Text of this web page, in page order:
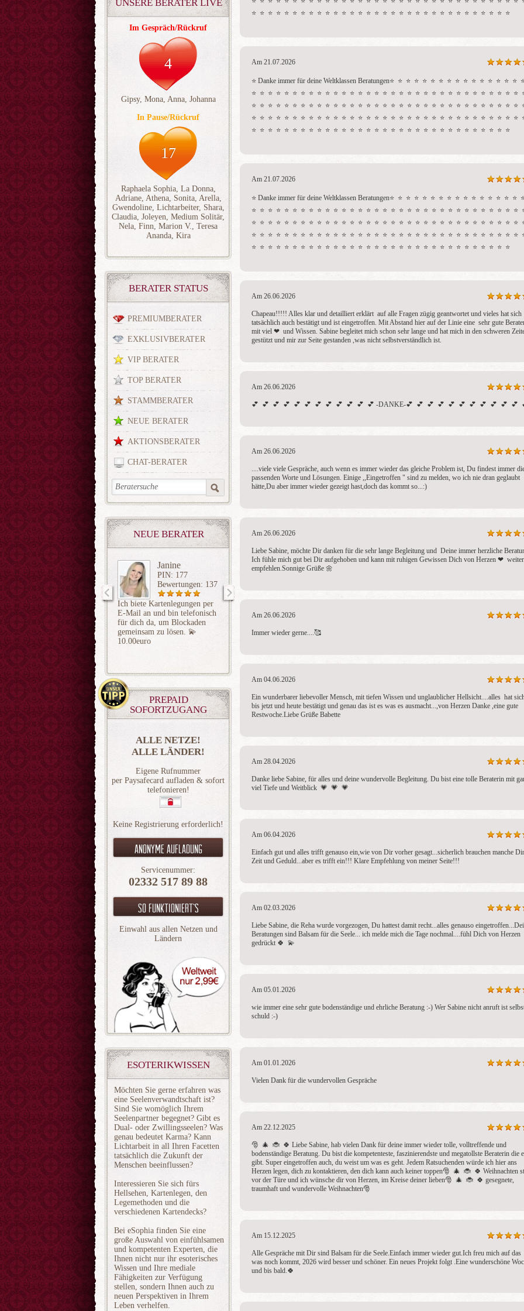
UNSERE BERATER LIVE
Im Gespräch/Rückruf
4
Gipsy, Mona, Anna, Johanna
In Pause/Rückruf
17
Raphaela Sophia, La Donna,
Adriane, Athena, Sonita, Arella,
Gwendoline, Lichtarbeiter, Shara,
Claudia, Joleyen, Medium Solitär,
Nela, Finn, Marion V., Teresa
Ananda, Kira
BERATER STATUS
PREMIUMBERATER
EXKLUSIVBERATER
VIP BERATER
TOP BERATER
STAMMBERATER
NEUE BERATER
AKTIONSBERATER
CHAT-BERATER
NEUE BERATER
Janine
PIN: 177
Bewertungen: 137
Ich biete Kartenlegungen per
E-Mail an und bin telefonisch
für dich da, um Blockaden
gemeinsam zu lösen. 💫
10.00euro
Medium Andrea
PIN: 359
Ganzheitliche mediale
Lebensberatung - liebevoll
Kesa
PREPAID
SOFORTZUGANG
ALLE NETZE!
ALLE LÄNDER!
Eigene Rufnummer
per Paysafecard aufladen & sofort
telefonieren!
Keine Registrierung erforderlich!
Anonyme aufladung
Servicenummer:
02332 517 89 88
So funktioniert`s
Einwahl aus allen Netzen und
Ländern
ESOTERIKWISSEN
Möchten Sie gerne erfahren was
eine Seelenverwandtschaft ist?
Sind Sie womöglich Ihrem
Seelenpartner begegnet? Gibt es
Dual- oder Zwillingsseelen? Was
genau bedeutet Karma? Kann
Lichtarbeit in all Ihren Facetten
tatsächlich die Zukunft der
Menschen beeinflussen?
Interessieren Sie sich fürs
Hellsehen, Kartenlegen, den
Legemethoden und die
verschiedenen Kartendecks?
Bei eSophia finden Sie eine
große Auswahl von einfühlsamen
und kompetenten Experten, die
Ihnen nicht nur ihr esoterisches
Wissen und Ihre mediale
Fähigkeiten zur Verfügung
stellen, sondern Ihnen auch zu
neuen Perspektiven in Ihrem
Leben verhelfen.
⭐  ⭐  ⭐  ⭐  ⭐  ⭐  ⭐  ⭐  ⭐  ⭐  ⭐  ⭐  ⭐  ⭐  ⭐  ⭐  ⭐  ⭐  ⭐  ⭐  ⭐  ⭐  ⭐  ⭐  ⭐  ⭐  ⭐  ⭐  ⭐  ⭐  ⭐  ⭐
Am 21.07.2026
⭐ Danke immer für deine Weltklassen Beratungen⭐  ⭐  ⭐  ⭐  ⭐  ⭐  ⭐  ⭐  ⭐  ⭐  ⭐  ⭐  ⭐  ⭐  ⭐  ⭐
⭐  ⭐  ⭐  ⭐  ⭐  ⭐  ⭐  ⭐  ⭐  ⭐  ⭐  ⭐  ⭐  ⭐  ⭐  ⭐  ⭐  ⭐  ⭐  ⭐  ⭐  ⭐  ⭐  ⭐  ⭐  ⭐  ⭐  ⭐  ⭐  ⭐  ⭐  ⭐  ⭐
⭐  ⭐  ⭐  ⭐  ⭐  ⭐  ⭐  ⭐  ⭐  ⭐  ⭐  ⭐  ⭐  ⭐  ⭐  ⭐  ⭐  ⭐  ⭐  ⭐  ⭐  ⭐  ⭐  ⭐  ⭐  ⭐  ⭐  ⭐  ⭐  ⭐  ⭐  ⭐  ⭐
⭐  ⭐  ⭐  ⭐  ⭐  ⭐  ⭐  ⭐  ⭐  ⭐  ⭐  ⭐  ⭐  ⭐  ⭐  ⭐  ⭐  ⭐  ⭐  ⭐  ⭐  ⭐  ⭐  ⭐  ⭐  ⭐  ⭐  ⭐  ⭐  ⭐  ⭐  ⭐  ⭐
⭐  ⭐  ⭐  ⭐  ⭐  ⭐  ⭐  ⭐  ⭐  ⭐  ⭐  ⭐  ⭐  ⭐  ⭐  ⭐  ⭐  ⭐  ⭐  ⭐  ⭐  ⭐  ⭐  ⭐  ⭐  ⭐  ⭐  ⭐  ⭐  ⭐  ⭐  ⭐
Am 21.07.2026
⭐ Danke immer für deine Weltklassen Beratungen⭐  ⭐  ⭐  ⭐  ⭐  ⭐  ⭐  ⭐  ⭐  ⭐  ⭐  ⭐  ⭐  ⭐  ⭐  ⭐
⭐  ⭐  ⭐  ⭐  ⭐  ⭐  ⭐  ⭐  ⭐  ⭐  ⭐  ⭐  ⭐  ⭐  ⭐  ⭐  ⭐  ⭐  ⭐  ⭐  ⭐  ⭐  ⭐  ⭐  ⭐  ⭐  ⭐  ⭐  ⭐  ⭐  ⭐  ⭐  ⭐
⭐  ⭐  ⭐  ⭐  ⭐  ⭐  ⭐  ⭐  ⭐  ⭐  ⭐  ⭐  ⭐  ⭐  ⭐  ⭐  ⭐  ⭐  ⭐  ⭐  ⭐  ⭐  ⭐  ⭐  ⭐  ⭐  ⭐  ⭐  ⭐  ⭐  ⭐  ⭐  ⭐
⭐  ⭐  ⭐  ⭐  ⭐  ⭐  ⭐  ⭐  ⭐  ⭐  ⭐  ⭐  ⭐  ⭐  ⭐  ⭐  ⭐  ⭐  ⭐  ⭐  ⭐  ⭐  ⭐  ⭐  ⭐  ⭐  ⭐  ⭐  ⭐  ⭐  ⭐  ⭐  ⭐
⭐  ⭐  ⭐  ⭐  ⭐  ⭐  ⭐  ⭐  ⭐  ⭐  ⭐  ⭐  ⭐  ⭐  ⭐  ⭐  ⭐  ⭐  ⭐  ⭐  ⭐  ⭐  ⭐  ⭐  ⭐  ⭐  ⭐  ⭐  ⭐  ⭐  ⭐  ⭐
Am 26.06.2026
Chapeau!!!!! Alles klar und detailliert erklärt  auf alle Fragen zügig geantwortet und vieles hat sich
tatsächlich auch bestätigt und ist eingetroffen. Mit Abstand hier auf der Linie eine  sehr gute
mit viel ❤ ️ und Wissen. Sabine begleitet mich schon sehr lange und hat mich in den schweren
gestützt und mir zur Seite gestanden ,was nicht selbstverständlich ist.
Am 26.06.2026
💕  💕  💕  💕  💕  💕  💕  💕  💕  💕  💕  💕 -DANKE-💕  💕  💕  💕  💕  💕  💕  💕  💕  💕  💕
Am 26.06.2026
....viele viele Gespräche, auch wenn es immer wieder das gleiche Problem ist, Du findest immer
passenden Worte und Lösungen. Einige ,,Eingetroffen " sind zu melden, wo ich nie dran geglaubt
hätte,Du aber immer wieder gezeigt hast,doch das kommt so...:)
Am 26.06.2026
Liebe Sabine, möchte Dir danken für die sehr lange Begleitung und  Deine immer herzliche
Ich fühle mich gut bei Dir aufgehoben und kann mit ruhigen Gewissen Dich von Herzen ❤ ️ weiter
empfehlen.Sonnige Grüße 🌼
Am 26.06.2026
Immer wieder gerne....🥰
Am 04.06.2026
Ein wunderbarer liebevoller Mensch, mit tiefen Wissen und unglaublicher Hellsicht....alles  hat
bis jetzt und heute bestätigt und genau das ist es was es ausmacht...,von Herzen Danke ,eine gute
Restwoche.Liebe Grüße Babette
Am 28.04.2026
Danke liebe Sabine, für alles und deine wundervolle Begleitung. Du bist eine tolle Beraterin mit
viel Tiefe und Weitblick  💗  💗  💗
Am 06.04.2026
Einfach gut und alles trifft genauso ein,wie von Dir vorher gesagt...sicherlich brauchen manche
Zeit und Geduld...aber es trifft ein!!! Klare Empfehlung von meiner Seite!!!
Am 02.03.2026
Liebe Sabine, die Reha wurde vorgezogen, Du hattest damit recht...alles genauso
Beratungen sind Balsam für die Seele... ich melde mich die Tage nochmal....fühl Dich von Herzen
gedrückt 🍀  💫
Am 05.01.2026
wie immer eine sehr gute bodenständige und ehrliche Beratung :-) Wer Sabine nicht anruft ist
schuld :-)
Am 01.01.2026
Vielen Dank für die wundervollen Gespräche
Am 22.12.2025
🎅  🎄  🐞  🍀 Liebe Sabine, hab vielen Dank für deine immer wieder tolle, volltreffende und
bodenständige Beratung. Du bist die kompetenteste, faszinierendste und megatollste Beraterin die
gibt. Super eingetroffen auch, du weist um was es geht. Jedem Ratsuchenden würde ich hier ans
Herzen legen, dich zu kontaktieren, den dich kann auch keiner toppen🎅  🎄  🐞  🍀 Weihnachten
vor der Türe und ich wünsche dir von Herzen, im Kreise deiner lieben🎅  🎄  🐞  🍀 gesegnete,
traumhaft und wundervolle Weihnachten🎅
Am 15.12.2025
Alle Gespräche mit Dir sind Balsam für die Seele.Einfach immer wieder gut.Ich freu mich auf das
was noch kommt, 2026 wird besser und schöner. Ein neues Projekt folgt .Eine wunderschöne
und bis bald.🍀